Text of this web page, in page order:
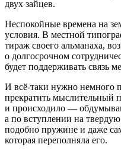
двух зайцев.
Неспокойные времена на
условия. В местной
тираж своего альманаха,
о долгосрочном
будет поддерживать связь
И всё-таки нужно немного
прекратить мыслительный
и происходило —
а по вступлении на
подобно пружине и даже
которая переполняла его.